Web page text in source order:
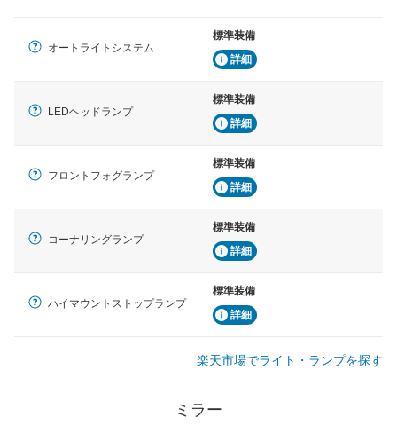
オートライトシステム
標準装備
詳細
LEDヘッドランプ
標準装備
詳細
フロントフォグランプ
標準装備
詳細
コーナリングランプ
標準装備
詳細
ハイマウントストップランプ
標準装備
詳細
楽天市場でライト・ランプを探す
ミラー